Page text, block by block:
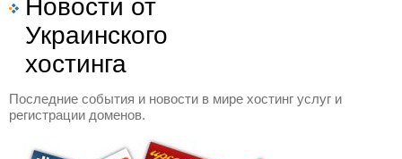
Новости от
Украинского
хостинга
Последние события и новости в мире хостинг услуг и
регистрации доменов.